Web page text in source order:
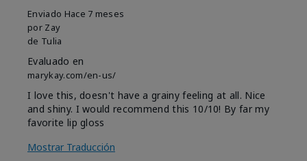
Enviado Hace 7 meses
por Zay
de Tulia
Evaluado en
marykay.com/en-us/
I love this, doesn't have a grainy feeling at all. Nice
and shiny. I would recommend this 10/10! By far my
favorite lip gloss
Mostrar Traducción